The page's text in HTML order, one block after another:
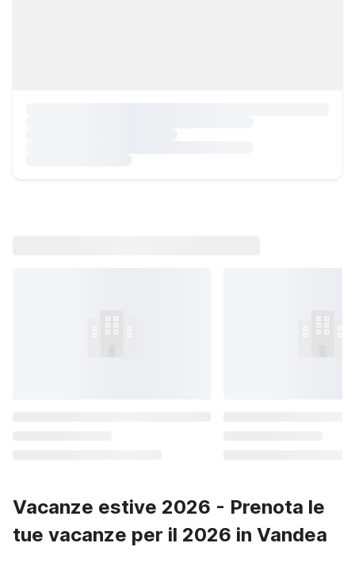
Vacanze estive 2026 - Prenota le
tue vacanze per il 2026 in Vandea